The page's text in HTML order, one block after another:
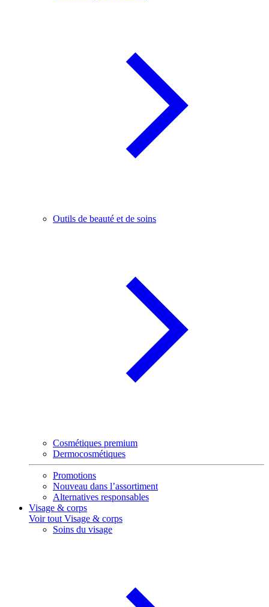
Outils de beauté et de soins
Cosmétiques premium
Dermocosmétiques
Promotions
Nouveau dans l’assortiment
Alternatives responsables
Visage & corps
Voir tout Visage & corps
Soins du visage